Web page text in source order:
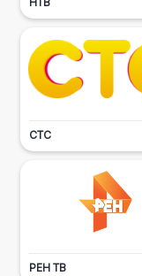
СТС
РЕН ТВ